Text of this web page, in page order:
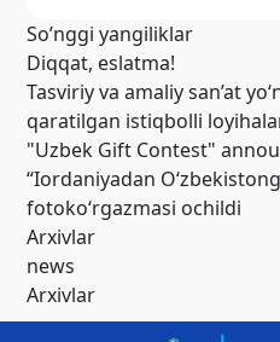
So’nggi yangiliklar
Diqqat, eslatma!
Tasviriy va amaliy san’at
qaratilgan istiqbolli
"Uzbek Gift Contest"
“Iordaniyadan
fotoko‘rgazmasi ochildi
Arxivlar
news
Arxivlar